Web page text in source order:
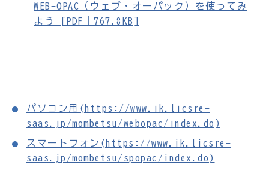
WEB-OPAC（ウェブ・オーパック）を使ってみ
よう [PDF｜767.8KB]
パソコン用(https://www.ik.licsre-
saas.jp/mombetsu/webopac/index.do)
スマートフォン(https://www.ik.licsre-
saas.jp/mombetsu/spopac/index.do)